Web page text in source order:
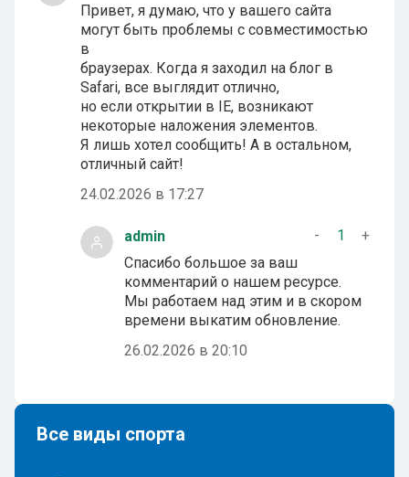
Привет, я думаю, что у вашего сайта
могут быть проблемы с совместимостью
в
браузерах. Когда я заходил на блог в
Safari, все выглядит отлично,
но если открытии в IE, возникают
некоторые наложения элементов.
Я лишь хотел сообщить! А в остальном,
отличный сайт!
24.02.2026 в 17:27
admin - 1
+
Спасибо большое за ваш
комментарий о нашем ресурсе.
Мы работаем над этим и в скором
времени выкатим обновление.
26.02.2026 в 20:10
Все виды спорта